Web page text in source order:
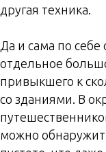
другая техника.
Да и сама по
отдельное
привыкшего к
со зданиями. В
можно